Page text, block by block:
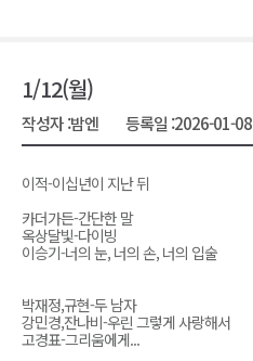
1/12(월)
작성자 :밤엔 등록일 :2026-01-08
이적-이십년이 지난 뒤
카더가든-간단한 말
옥상달빛-다이빙
이승기-너의 눈, 너의 손, 너의 입술
박재정,규현-두 남자
강민경,잔나비-우린 그렇게 사랑해서
고경표-그리움에게...